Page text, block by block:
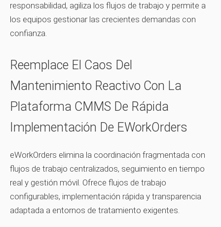
responsabilidad, agiliza los flujos de trabajo y permite a
los equipos gestionar las crecientes demandas con
confianza.
Reemplace El Caos Del
Mantenimiento Reactivo Con La
Plataforma CMMS De Rápida
Implementación De EWorkOrders
eWorkOrders elimina la coordinación fragmentada con
flujos de trabajo centralizados, seguimiento en tiempo
real y gestión móvil. Ofrece flujos de trabajo
configurables, implementación rápida y transparencia
adaptada a entornos de tratamiento exigentes.